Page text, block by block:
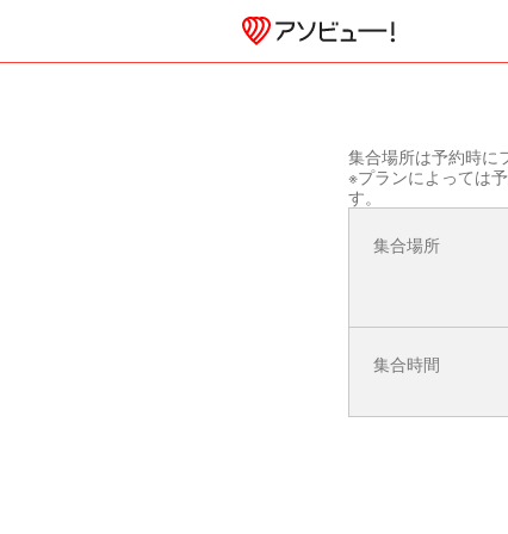
集合場所は予約時に
※プランによっては
す。
集合場所
集合時間